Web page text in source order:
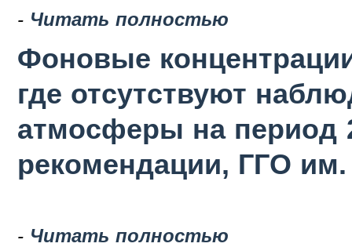
- Читать полностью
Фоновые
где отсутствуют
атмосферы на период
рекомендации, ГГО
- Читать полностью